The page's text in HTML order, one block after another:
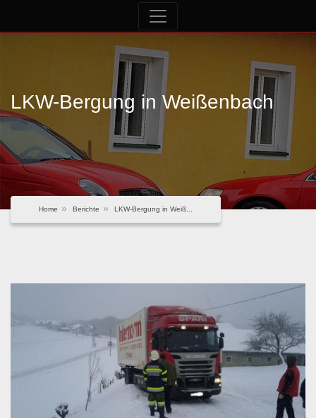
LKW-Bergung in Weißenbach
Home Berichte LKW-Bergung in Weiß...